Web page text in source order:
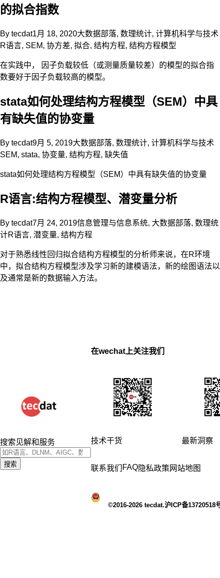
的拟合指数
By tecdat1月 18, 2020大数据部落, 数理统计, 计算机科学与技术
R语言, SEM, 协方差, 拟合, 结构方程, 结构方程模型
在实践中， 因子负载较低（或测量质量较差）的模型的拟合指
数要好于因子负载较高的模型。
stata如何处理结构方程模型（SEM）中具
有缺失值的协变量
By tecdat9月 5, 2019大数据部落, 数理统计, 计算机科学与技术
SEM, stata, 协变量, 结构方程, 缺失值
stata如何处理结构方程模型（SEM）中具有缺失值的协变量
R语言:结构方程模型、潜变量分析
By tecdat7月 24, 2019信息管理与信息系统, 大数据部落, 数理统
计R语言, 潜变量, 结构方程
对于熟悉线性回归拟合结构方程模型的分析师来说，在R环境
中，拟合结构方程模型涉及学习新的建模语法，新的绘图语法以
及通常是新的数据输入方法。
搜索见解和服务
搜索
在wechat上关注我们
技术干货 最新洞察
联系我们 FAQ隐私政策 网站地图
©2016-2026 tecdat.沪ICP备13720518